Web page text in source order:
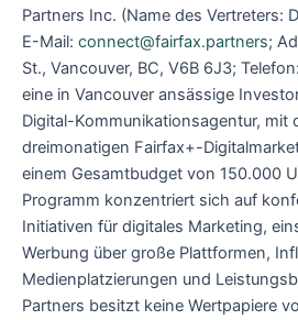
Partners Inc. (Name des Vertreters:
E-Mail: connect@fairfax.partners;
St., Vancouver, BC, V6B 6J3;
eine in Vancouver ansässige
Digital-Kommunikationsagentur, mit
dreimonatigen Fairfax+-
einem Gesamtbudget von 150.000
Programm konzentriert sich auf
Initiativen für digitales Marketing,
Werbung über große Plattformen,
Medienplatzierungen und
Partners besitzt keine Wertpapiere